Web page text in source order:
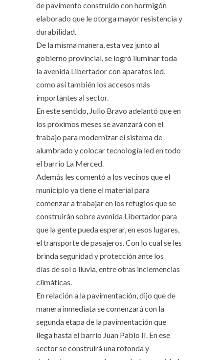
de pavimento construido con hormigón
elaborado que le otorga mayor resistencia y
durabilidad.
De la misma manera, esta vez junto al
gobierno provincial, se logró iluminar toda
la avenida Libertador con aparatos led,
como así también los accesos más
importantes al sector.
En este sentido, Julio Bravo adelantó que en
los próximos meses se avanzará con el
trabajo para modernizar el sistema de
alumbrado y colocar tecnología led en todo
el barrio La Merced.
Además les comentó a los vecinos que el
municipio ya tiene el material para
comenzar a trabajar en los refugios que se
construirán sobre avenida Libertador para
que la gente pueda esperar, en esos lugares,
el transporte de pasajeros. Con lo cual se les
brinda seguridad y protección ante los
días de sol o lluvia, entre otras inclemencias
climáticas.
En relación a la pavimentación, dijo que de
manera inmediata se comenzará con la
segunda etapa de la pavimentación que
llega hasta el barrio Juan Pablo II. En ese
sector se construirá una rotonda y